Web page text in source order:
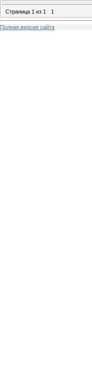
Страница 1 из 1 1
Полная версия сайта